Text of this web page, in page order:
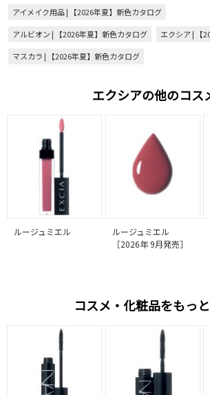
アイメイク用品 | 【2026年夏】新色カタログ
アルビオン | 【2026年夏】新色カタログ
エクシア | 【
マスカラ | 【2026年夏】新色カタログ
エクシアの他のコス
ルージュミエル
ルージュミエル
［2026年 9月発売］
コスメ・化粧品をもっ